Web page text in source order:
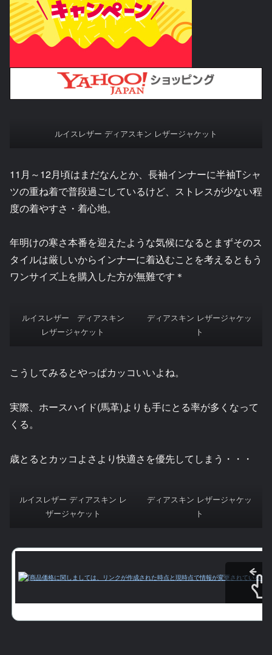
ルイスレザー ディアスキン レザージャケット
11月～12月頃はまだなんとか、長袖インナーに半袖Tシャ
ツの重ね着で普段過ごしているけど、ストレスが少ない程
度の着やすさ・着心地。
年明けの寒さ本番を迎えたような気候になるとまずそのス
タイルは厳しいからインナーに着込むことを考えるともう
ワンサイズ上を購入した方が無難です＊
ルイスレザー ディアスキン
レザージャケット
ディアスキン レザージャケッ
ト
こうしてみるとやっぱカッコいいよね。
実際、ホースハイド(馬革)よりも手にとる率が多くなって
くる。
歳とるとカッコよさより快適さを優先してしまう・・・
ルイスレザー ディアスキン レ
ザージャケット
ディアスキン レザージャケッ
ト